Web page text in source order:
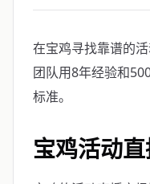
在宝鸡寻找靠谱的
团队用8年经验和
标准。
宝鸡活动